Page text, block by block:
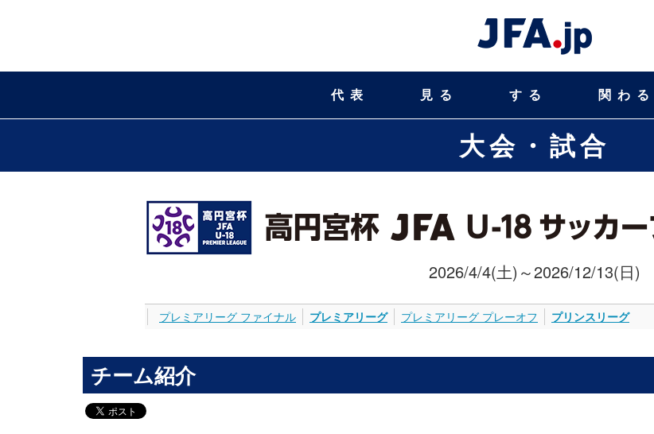
代表 見る する 関わる
大会・試合
2026/4/4(土)～2026/12/13(日)
プレミアリーグ ファイナル プレミアリーグ プレミアリーグ プレーオフ プリンスリーグ
チーム紹介